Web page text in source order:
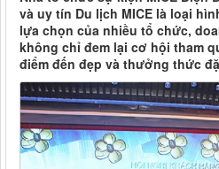
và uy tín Du lịch MICE là loại
lựa chọn của nhiều tổ chức,
không chỉ đem lại cơ hội tham
điểm đến đẹp và thưởng thức